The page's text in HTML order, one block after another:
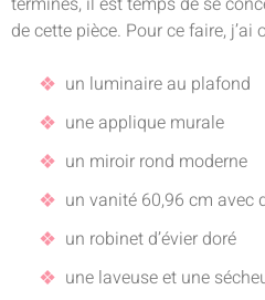
de cette pièce. Pour ce faire, j’ai
un luminaire au plafond
une applique murale
un miroir rond moderne
un vanité 60,96 cm avec
un robinet d’évier doré
une laveuse et une